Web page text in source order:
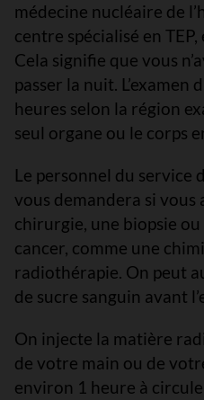
médecine nucléaire de
centre spécialisé en
Cela signifie que vous
passer la nuit. L’examen
heures selon la région
seul organe ou le corps
Le personnel du service
vous demandera si vous
chirurgie, une biopsie
cancer, comme une
radiothérapie. On peut
de sucre sanguin avant
On injecte la matière
de votre main ou de
environ 1 heure à